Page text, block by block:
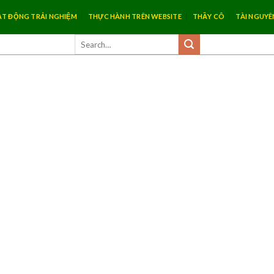
ĐỘNG TRẢI NGHIỆM THỰC HÀNH TRÊN WEBSITE THẦY CÔ TÀI